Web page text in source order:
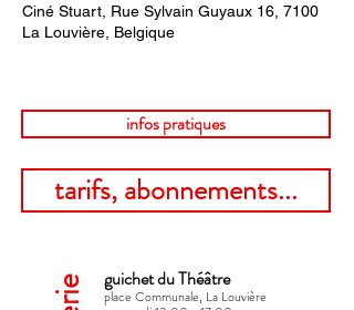
Ciné Stuart, Rue Sylvain Guyaux 16, 7100
La Louvière, Belgique
infos pratiques
tarifs, abonnements...
guichet du Théâtre
place Communale, La Louvière